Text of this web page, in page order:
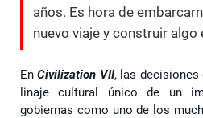
años. Es hora de
nuevo viaje y construir algo
EnCivilization VII, las decisiones
linaje cultural único de un
gobiernas como uno de los